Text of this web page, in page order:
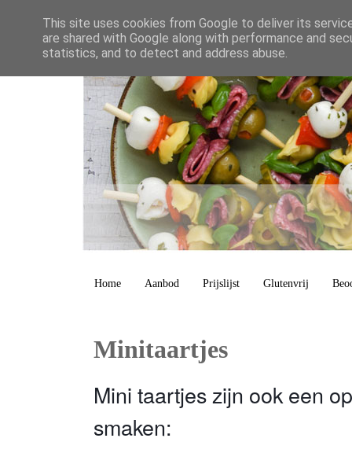
Home Aanbod Prijslijst Glutenvrij
Minitaartjes
Mini taartjes zijn ook een
smaken:
This site uses cookies from Google to deliver its
are shared with Google along with performance and
statistics, and to detect and address abuse.